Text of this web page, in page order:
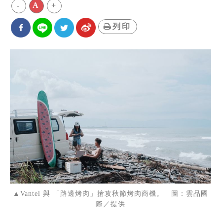
- A +
列印
▲Vantel 與 「路邊烤肉」搶攻秋節烤肉商機。 圖：雲品國
際／提供